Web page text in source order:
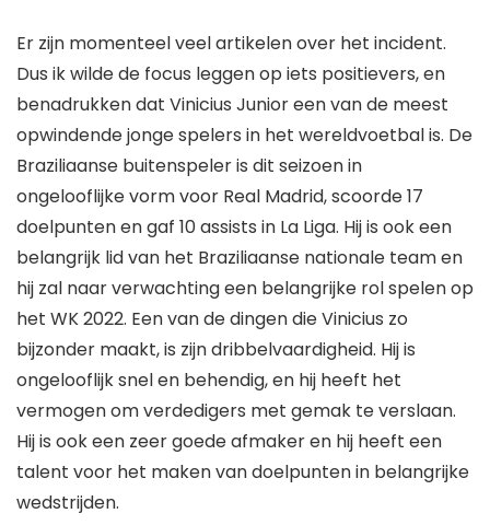
Er zijn momenteel veel artikelen over het incident.
Dus ik wilde de focus leggen op iets positievers, en
benadrukken dat Vinicius Junior een van de meest
opwindende jonge spelers in het wereldvoetbal is. De
Braziliaanse buitenspeler is dit seizoen in
ongelooflijke vorm voor Real Madrid, scoorde 17
doelpunten en gaf 10 assists in La Liga. Hij is ook een
belangrijk lid van het Braziliaanse nationale team en
hij zal naar verwachting een belangrijke rol spelen op
het WK 2022. Een van de dingen die Vinicius zo
bijzonder maakt, is zijn dribbelvaardigheid. Hij is
ongelooflijk snel en behendig, en hij heeft het
vermogen om verdedigers met gemak te verslaan.
Hij is ook een zeer goede afmaker en hij heeft een
talent voor het maken van doelpunten in belangrijke
wedstrijden.